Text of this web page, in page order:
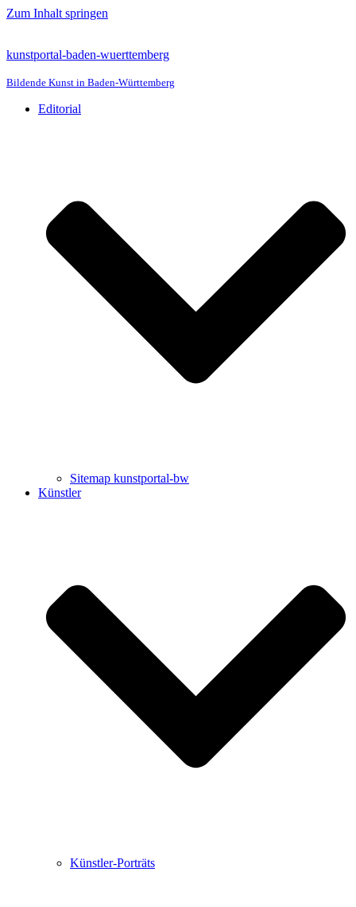
Zum Inhalt springen
kunstportal-baden-wuerttemberg
Bildende Kunst in Baden-Württemberg
Editorial
Sitemap kunstportal-bw
Künstler
Künstler-Porträts